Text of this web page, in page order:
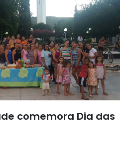
comemora Dia das